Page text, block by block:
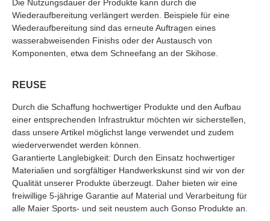
Die Nutzungsdauer der Produkte kann durch die
Wiederaufbereitung verlängert werden. Beispiele für eine
Wiederaufbereitung sind das erneute Auftragen eines
wasserabweisenden Finishs oder der Austausch von
Komponenten, etwa dem Schneefang an der Skihose.
REUSE
Durch die Schaffung hochwertiger Produkte und den Aufbau
einer entsprechenden Infrastruktur möchten wir sicherstellen,
dass unsere Artikel möglichst lange verwendet und zudem
wiederverwendet werden können.
Garantierte Langlebigkeit: Durch den Einsatz hochwertiger
Materialien und sorgfältiger Handwerkskunst sind wir von der
Qualität unserer Produkte überzeugt. Daher bieten wir eine
freiwillige 5-jährige Garantie auf Material und Verarbeitung für
alle Maier Sports- und seit neustem auch Gonso Produkte an.